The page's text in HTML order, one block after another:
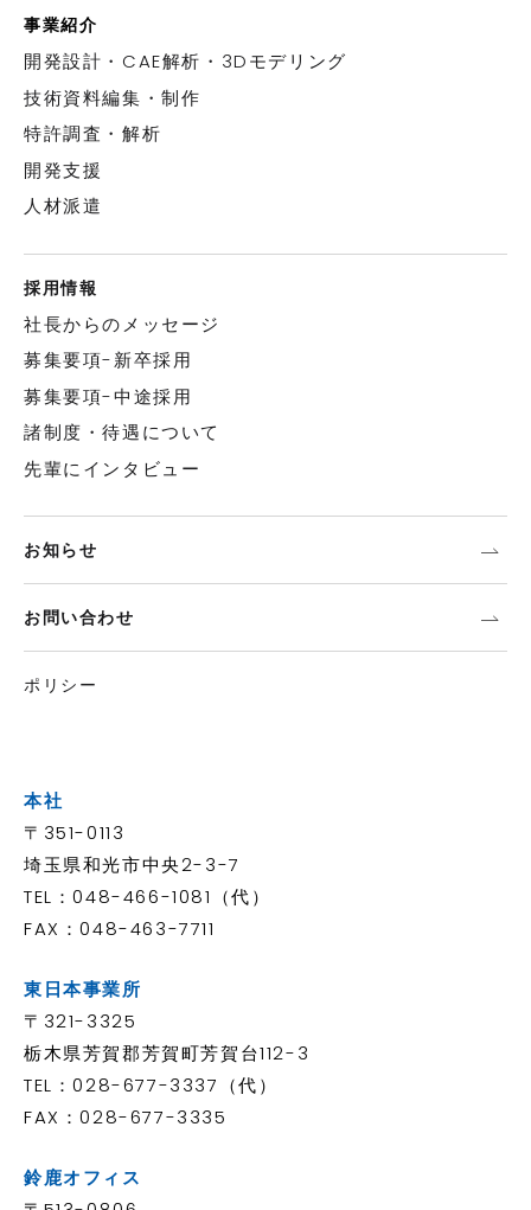
事業紹介
開発設計・CAE解析・3Dモデリング
技術資料編集・制作
特許調査・解析
開発支援
人材派遣
採用情報
社長からのメッセージ
募集要項-新卒採用
募集要項-中途採用
諸制度・待遇について
先輩にインタビュー
お知らせ
お問い合わせ
ポリシー
本社
〒351-0113
埼玉県和光市中央2-3-7
TEL：048-466-1081（代）
FAX：048-463-7711
東日本事業所
〒321-3325
栃木県芳賀郡芳賀町芳賀台112-3
TEL：028-677-3337（代）
FAX：028-677-3335
鈴鹿オフィス